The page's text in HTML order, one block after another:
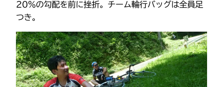
20％の勾配を前に挫折。チーム輪行バッグは全員足
つき。